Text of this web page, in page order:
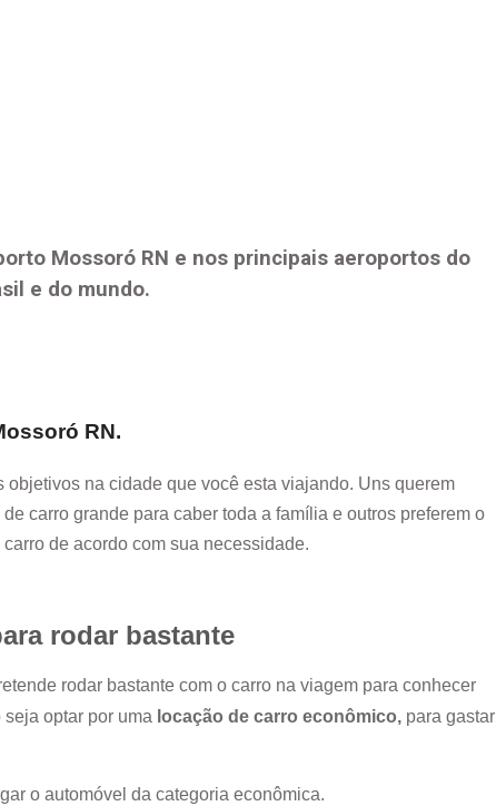
Mossoró RN e nos principais aeroportos do
e do mundo.
RN.
na cidade que você esta viajando. Uns querem
carro grande para caber toda a família e outros preferem o
de acordo com sua necessidade.
rodar bastante
rodar bastante com o carro na viagem para conhecer
optar por uma locação de carro econômico, para gastar
o automóvel da categoria econômica.